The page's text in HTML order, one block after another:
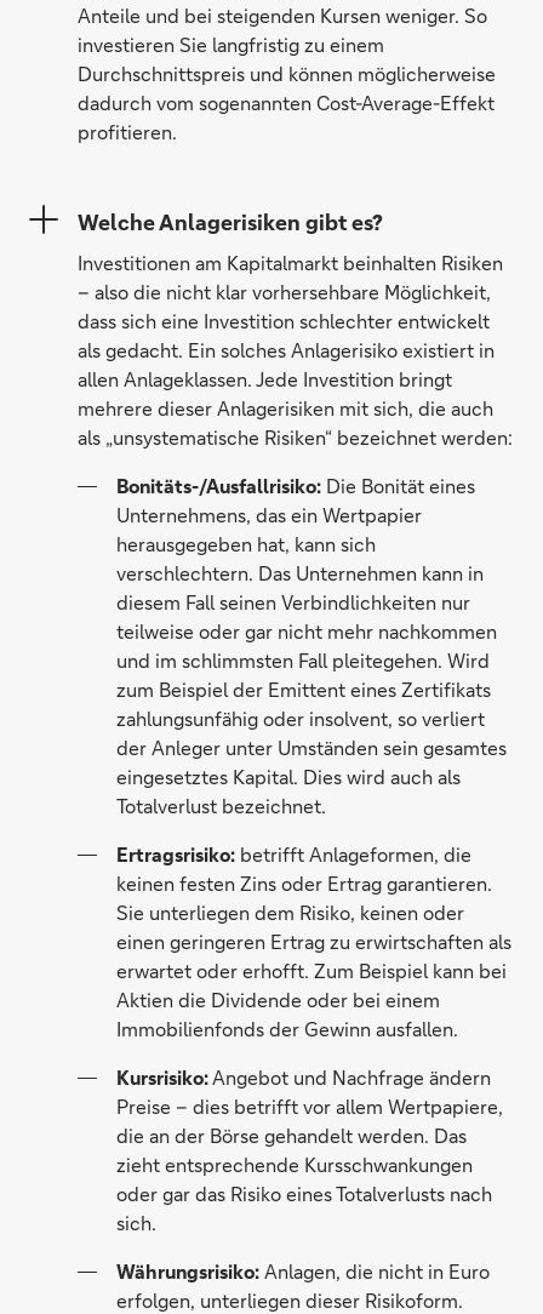
Anteile und bei steigenden Kursen weniger. So
investieren Sie langfristig zu einem
Durchschnittspreis und können möglicherweise
dadurch vom sogenannten Cost-Average-Effekt
profitieren.
Welche Anlagerisiken gibt es?
Investitionen am Kapitalmarkt beinhalten Risiken
– also die nicht klar vorhersehbare Möglichkeit,
dass sich eine Investition schlechter entwickelt
als gedacht. Ein solches Anlagerisiko existiert in
allen Anlageklassen. Jede Investition bringt
mehrere dieser Anlagerisiken mit sich, die auch
als „unsystematische Risiken“ bezeichnet werden:
Bonitäts-/Ausfallrisiko: Die Bonität eines
Unternehmens, das ein Wertpapier
herausgegeben hat, kann sich
verschlechtern. Das Unternehmen kann in
diesem Fall seinen Verbindlichkeiten nur
teilweise oder gar nicht mehr nachkommen
und im schlimmsten Fall pleitegehen. Wird
zum Beispiel der Emittent eines Zertifikats
zahlungsunfähig oder insolvent, so verliert
der Anleger unter Umständen sein gesamtes
eingesetztes Kapital. Dies wird auch als
Totalverlust bezeichnet.
Ertragsrisiko: betrifft Anlageformen, die
keinen festen Zins oder Ertrag garantieren.
Sie unterliegen dem Risiko, keinen oder
einen geringeren Ertrag zu erwirtschaften als
erwartet oder erhofft. Zum Beispiel kann bei
Aktien die Dividende oder bei einem
Immobilienfonds der Gewinn ausfallen.
Kursrisiko:Angebot und Nachfrage ändern
Preise – dies betrifft vor allem Wertpapiere,
die an der Börse gehandelt werden. Das
zieht entsprechende Kursschwankungen
oder gar das Risiko eines Totalverlusts nach
sich.
Währungsrisiko:Anlagen, die nicht in Euro
erfolgen, unterliegen dieser Risikoform.